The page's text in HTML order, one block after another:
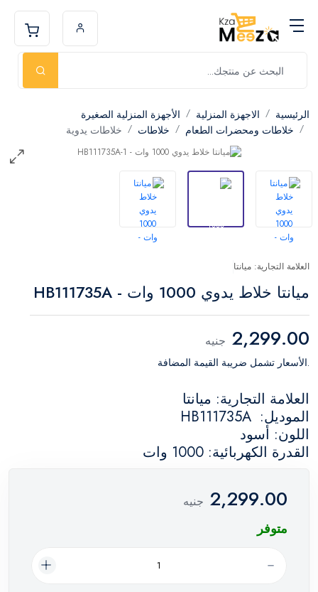
الرئيسية الاجهزة المنزلية
الأجهزة المنزلية الصغيرة
خلاطات ومحضرات الطعام
خلاطات خلاطات يدوية
العلامة التجارية: ميانتا
ميانتا خلاط يدوي 1000 وات - HB111735A
2,299.00 جنيه
.الأسعار تشمل ضريبة القيمة المضافة
العلامة التجارية: ميانتا
الموديل: HB111735A
اللون: أسود
القدرة الكهربائية: 1000 وات
2,299.00 جنيه
متوفر